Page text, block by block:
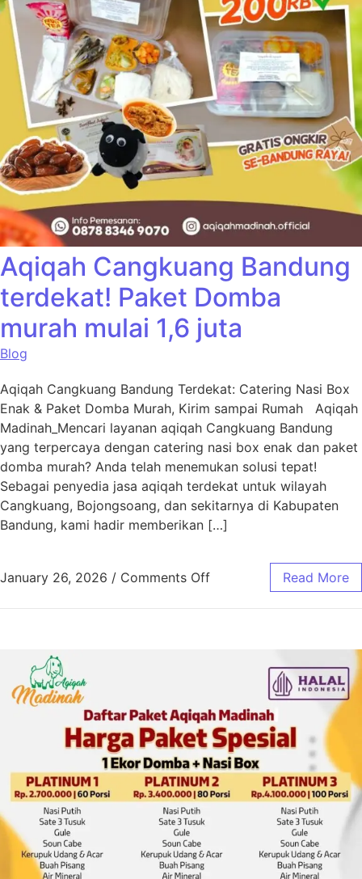
Aqiqah Cangkuang Bandung
terdekat! Paket Domba
murah mulai 1,6 juta
Blog
Aqiqah Cangkuang Bandung Terdekat: Catering Nasi Box
Enak & Paket Domba Murah, Kirim sampai Rumah Aqiqah
Madinah_Mencari layanan aqiqah Cangkuang Bandung
yang terpercaya dengan catering nasi box enak dan paket
domba murah? Anda telah menemukan solusi tepat!
Sebagai penyedia jasa aqiqah terdekat untuk wilayah
Cangkuang, Bojongsoang, dan sekitarnya di Kabupaten
Bandung, kami hadir memberikan […]
January 26, 2026 / Comments Off Read More